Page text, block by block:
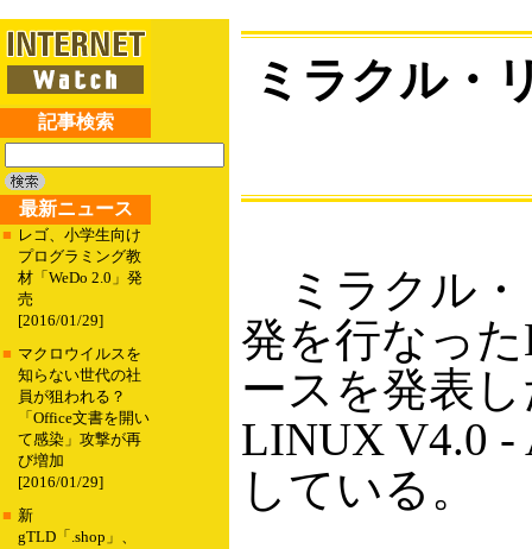
記事検索
最新ニュース
■ レゴ、小学生向け
プログラミング教
材「WeDo 2.0」発
売
[2016/01/29]
■ マクロウイルスを
知らない世代の社
員が狙われる？
「Office文書を開い
て感染」攻撃が再
び増加
[2016/01/29]
■ 新
gTLD「.shop」、
ミラクル・
ミラクル・
発を行なっ
ースを発表
LINUX V4.0 -
している。